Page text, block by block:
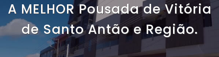
A MELHOR Pousada de Vitória
de Santo Antão e Região.